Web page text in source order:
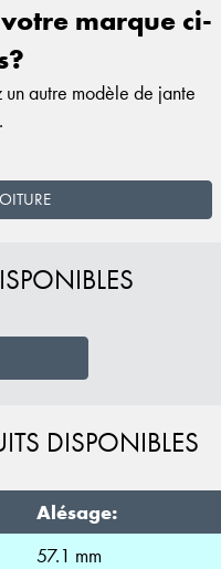
marque ci-
autre modèle de jante
DISPONIBLES
Alésage:
57.1 mm